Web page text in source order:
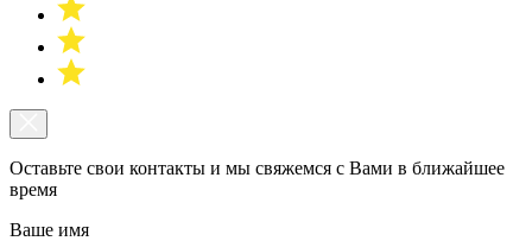
Оставьте свои контакты и мы свяжемся с Вами в ближайшее
время
Ваше имя